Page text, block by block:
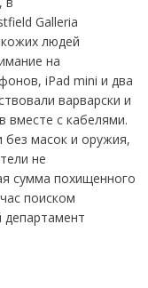
Galleria
людей
на
iPad mini и два
варварски и
вместе с кабелями.
масок и оружия,
не
сумма похищенного
поиском
департамент